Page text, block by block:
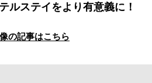
ルステイをより有意義に！
の記事はこちら